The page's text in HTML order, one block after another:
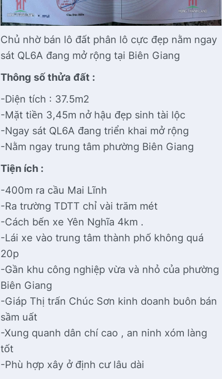
Chủ nhờ bán lô đất phân lô cực đẹp nằm ngay
sát QL6A đang mở rộng tại Biên Giang
Thông số thửa đất :
-Diện tích : 37.5m2
-Mặt tiền 3,45m nở hậu đẹp sinh tài lộc
-Ngay sát QL6A đang triển khai mở rộng
-Nằm ngay trung tâm phường Biên Giang
Tiện ích :
-400m ra cầu Mai Lĩnh
-Ra trường TDTT chỉ vài trăm mét
-Cách bến xe Yên Nghĩa 4km .
-Lái xe vào trung tâm thành phố không quá
20p
-Gần khu công nghiệp vừa và nhỏ của phường
Biên Giang
-Giáp Thị trấn Chúc Sơn kinh doanh buôn bán
sầm uất
-Xung quanh dân chí cao , an ninh xóm làng
tốt
-Phù hợp xây ở định cư lâu dài